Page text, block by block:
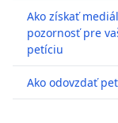
Ako získať
pozornosť pre
petíciu
Ako odovzdať